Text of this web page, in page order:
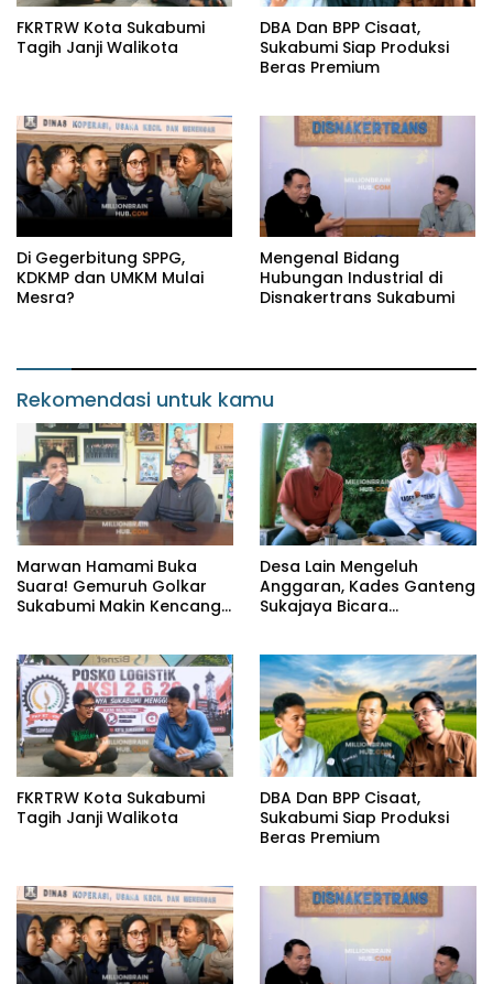
FKRTRW Kota Sukabumi
Tagih Janji Walikota
DBA Dan BPP Cisaat,
Sukabumi Siap Produksi
Beras Premium
Di Gegerbitung SPPG,
KDKMP dan UMKM Mulai
Mesra?
Mengenal Bidang
Hubungan Industrial di
Disnakertrans Sukabumi
Rekomendasi untuk kamu
Marwan Hamami Buka
Suara! Gemuruh Golkar
Sukabumi Makin Kencang,
Desa Lain Mengeluh
Anggaran, Kades Ganteng
Sukajaya Bicara
FKRTRW Kota Sukabumi
Tagih Janji Walikota
DBA Dan BPP Cisaat,
Sukabumi Siap Produksi
Beras Premium